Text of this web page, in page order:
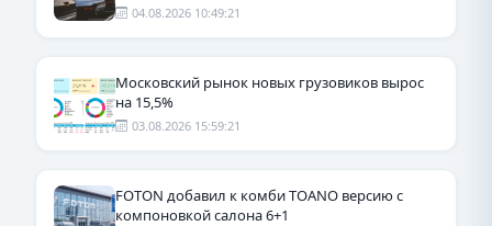
04.08.2026 10:49:21
Московский рынок новых грузовиков вырос
на 15,5%
03.08.2026 15:59:21
FOTON добавил к комби TOANO версию с
компоновкой салона 6+1